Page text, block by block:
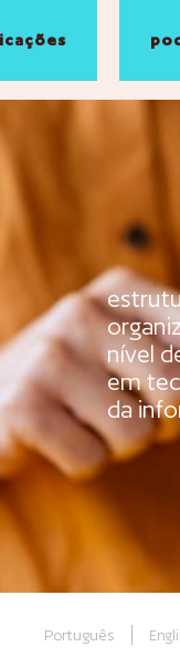
nível
em
da
Português